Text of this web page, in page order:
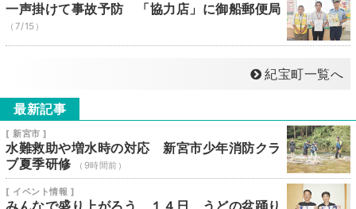
一声掛けて事故予防 「協力店」に御船郵便局
（7/15）
紀宝町一覧へ
最新記事
[ 新宮市 ]
水難救助や増水時の対応 新宮市少年消防クラ
ブ夏季研修
（9時間前）
[ イベント情報 ]
みんなで盛り上がろう １４日 うどの盆踊り